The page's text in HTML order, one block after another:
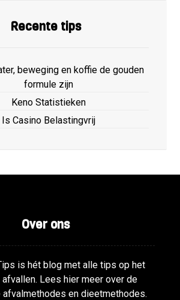
Recente tips
beweging en koffie de gouden
formule zijn
Keno Statistieken
Is Casino Belastingvrij
Over ons
is hét blog met alle tips op het
Lees hier meer over de
en dieetmethodes.